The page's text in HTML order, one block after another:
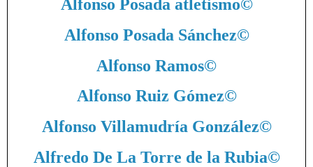
Alfonso Posada atletismo©
Alfonso Posada Sánchez©
Alfonso Ramos©
Alfonso Ruiz Gómez©
Alfonso Villamudría González©
Alfredo De La Torre de la Rubia©